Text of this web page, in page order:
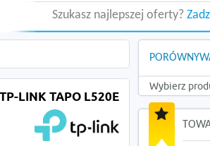
Szukasz najlepszej oferty?
TP-LINK TAPO L520E
Wybierz